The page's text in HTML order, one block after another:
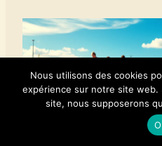
Nous utilisons des cookies
expérience sur notre site web.
site, nous supposerons